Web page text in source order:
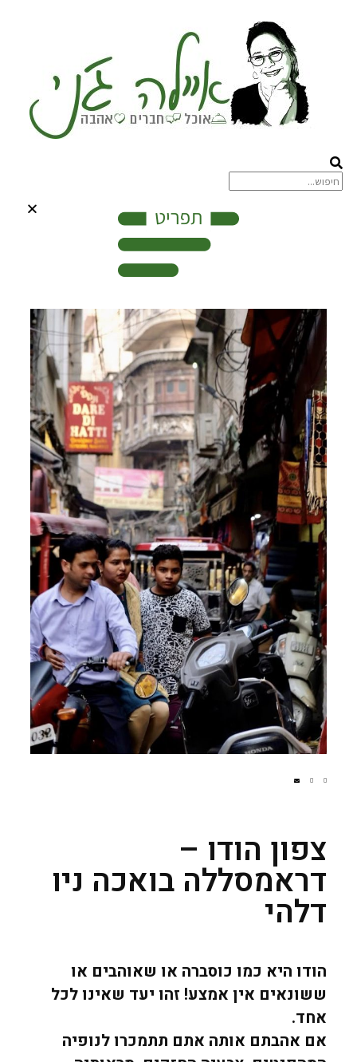
צפון הודו –
דראמסללה בואכה ניו
דלהי
הודו היא כמו כוסברה או שאוהבים או
ששונאים אין אמצע! זהו יעד שאינו לכל
אחד.
אם אהבתם אותה אתם תתמכרו לנופיה